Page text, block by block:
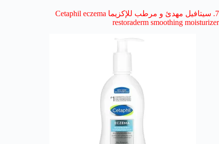
7. سيتافيل مهدئ و مرطب للإكزيما Cetaphil eczema
restoraderm smoothing moisturizer